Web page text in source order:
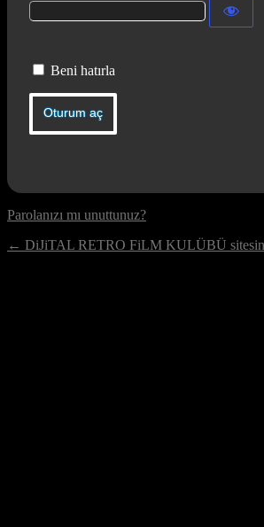
Beni hatırla
Parolanızı mı unuttunuz?
← DiJiTAL RETRO FiLM KULÜBÜ